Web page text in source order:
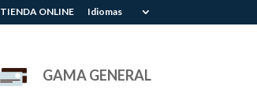
TIENDA ONLINE Idiomas
GAMA GENERAL